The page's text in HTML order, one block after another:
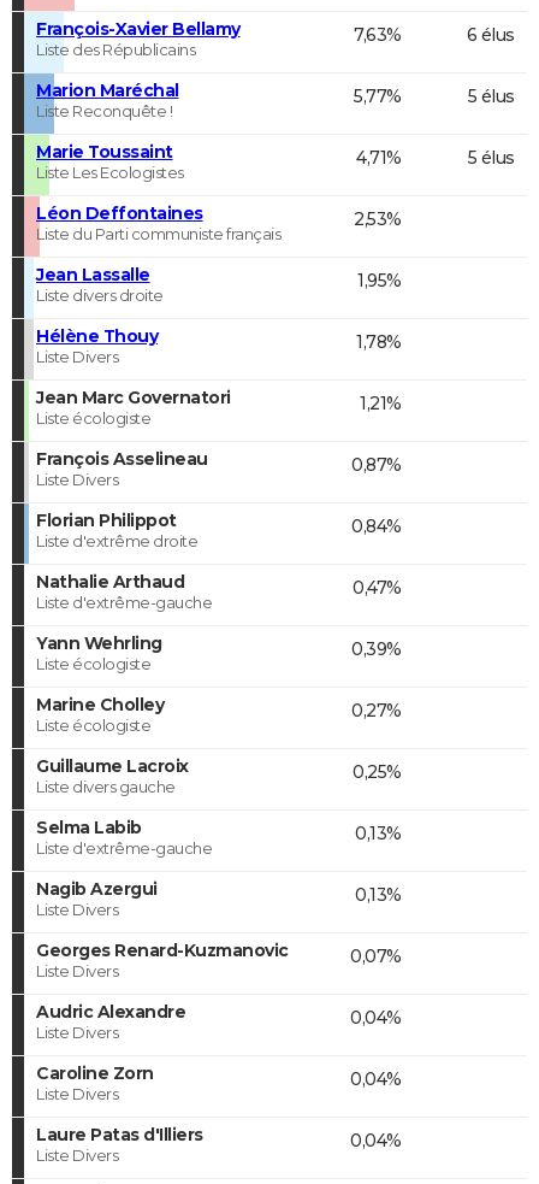
François-Xavier Bellamy
Liste des Républicains
7,63% 6 élus
Marion Maréchal
Liste Reconquête !
5,77% 5 élus
Marie Toussaint
Liste Les Ecologistes
4,71% 5 élus
Léon Deffontaines
Liste du Parti communiste français
2,53%
Jean Lassalle
Liste divers droite
1,95%
Hélène Thouy
Liste Divers
1,78%
Jean Marc Governatori
Liste écologiste
1,21%
François Asselineau
Liste Divers
0,87%
Florian Philippot
Liste d'extrême droite
0,84%
Nathalie Arthaud
Liste d'extrême-gauche
0,47%
Yann Wehrling
Liste écologiste
0,39%
Marine Cholley
Liste écologiste
0,27%
Guillaume Lacroix
Liste divers gauche
0,25%
Selma Labib
Liste d'extrême-gauche
0,13%
Nagib Azergui
Liste Divers
0,13%
Georges Renard-Kuzmanovic
Liste Divers
0,07%
Audric Alexandre
Liste Divers
0,04%
Caroline Zorn
Liste Divers
0,04%
Laure Patas d'Illiers
Liste Divers
0,04%